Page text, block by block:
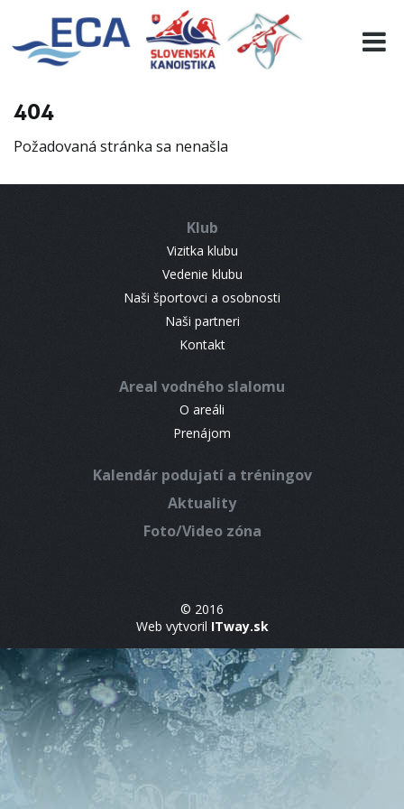
404
Požadovaná stránka sa nenašla
Klub
Vizitka klubu
Vedenie klubu
Naši športovci a osobnosti
Naši partneri
Kontakt
Areal vodného slalomu
O areáli
Prenájom
Kalendár podujatí a tréningov
Aktuality
Foto/Video zóna
© 2016
Web vytvoril ITway.sk
EURO 19
INFO
RESULTS
CONTACT